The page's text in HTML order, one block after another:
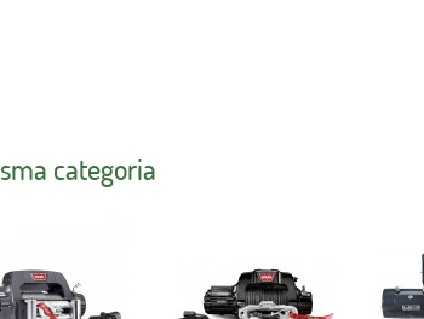
categoria